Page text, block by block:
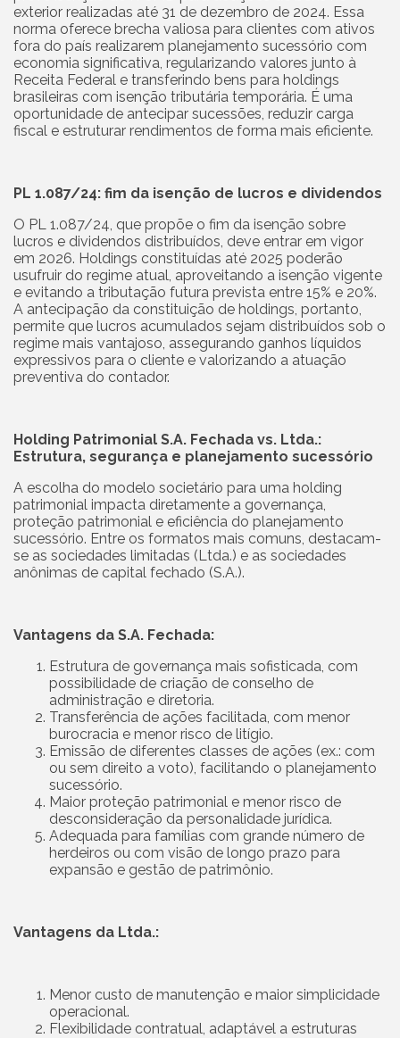
exterior realizadas até 31 de dezembro de 2024. Essa
norma oferece brecha valiosa para clientes com ativos
fora do país realizarem planejamento sucessório com
economia significativa, regularizando valores junto à
Receita Federal e transferindo bens para holdings
brasileiras com isenção tributária temporária. É uma
oportunidade de antecipar sucessões, reduzir carga
fiscal e estruturar rendimentos de forma mais eficiente.
PL 1.087/24: fim da isenção de lucros e dividendos
O PL 1.087/24, que propõe o fim da isenção sobre
lucros e dividendos distribuídos, deve entrar em vigor
em 2026. Holdings constituídas até 2025 poderão
usufruir do regime atual, aproveitando a isenção vigente
e evitando a tributação futura prevista entre 15% e 20%.
A antecipação da constituição de holdings, portanto,
permite que lucros acumulados sejam distribuídos sob o
regime mais vantajoso, assegurando ganhos líquidos
expressivos para o cliente e valorizando a atuação
preventiva do contador.
Holding Patrimonial S.A. Fechada vs. Ltda.:
Estrutura, segurança e planejamento sucessório
A escolha do modelo societário para uma holding
patrimonial impacta diretamente a governança,
proteção patrimonial e eficiência do planejamento
sucessório. Entre os formatos mais comuns, destacam-
se as sociedades limitadas (Ltda.) e as sociedades
anônimas de capital fechado (S.A.).
Vantagens da S.A. Fechada:
Estrutura de governança mais sofisticada, com
possibilidade de criação de conselho de
administração e diretoria.
Transferência de ações facilitada, com menor
burocracia e menor risco de litígio.
Emissão de diferentes classes de ações (ex.: com
ou sem direito a voto), facilitando o planejamento
sucessório.
Maior proteção patrimonial e menor risco de
desconsideração da personalidade jurídica.
Adequada para famílias com grande número de
herdeiros ou com visão de longo prazo para
expansão e gestão de patrimônio.
Vantagens da Ltda.:
Menor custo de manutenção e maior simplicidade
operacional.
Flexibilidade contratual, adaptável a estruturas